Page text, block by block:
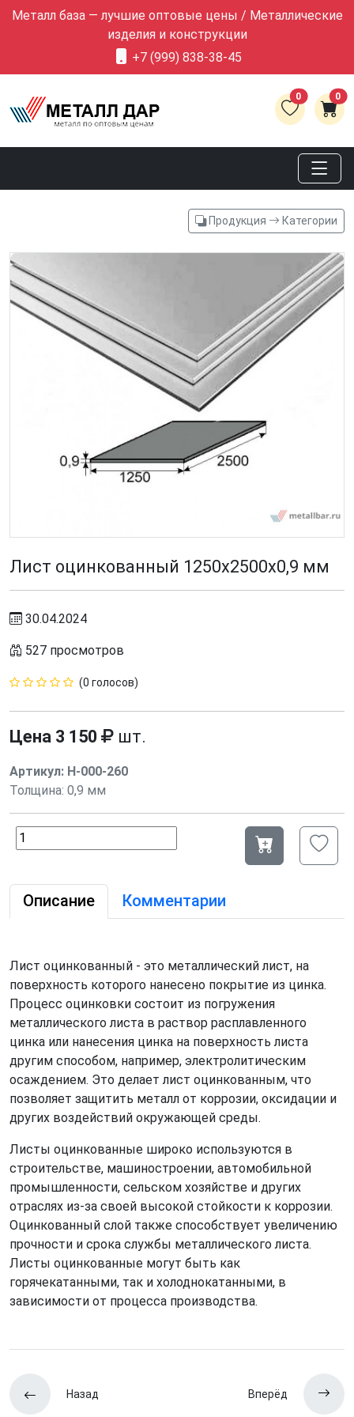
Металл база — лучшие оптовые цены / Металлические
изделия и конструкции
+7 (999) 838-38-45
0 0
Продукция Категории
Лист оцинкованный 1250х2500х0,9 мм
30.04.2024
527 просмотров
(0 голосов)
Цена 3 150 шт.
Артикул: Н-000-260
Толщина: 0,9 мм
Описание Комментарии
Лист оцинкованный - это металлический лист, на
поверхность которого нанесено покрытие из цинка.
Процесс оцинковки состоит из погружения
металлического листа в раствор расплавленного
цинка или нанесения цинка на поверхность листа
другим способом, например, электролитическим
осаждением. Это делает лист оцинкованным, что
позволяет защитить металл от коррозии, оксидации и
других воздействий окружающей среды.
Листы оцинкованные широко используются в
строительстве, машиностроении, автомобильной
промышленности, сельском хозяйстве и других
отраслях из-за своей высокой стойкости к коррозии.
Оцинкованный слой также способствует увеличению
прочности и срока службы металлического листа.
Листы оцинкованные могут быть как
горячекатанными, так и холоднокатанными, в
зависимости от процесса производства.
Назад Вперёд